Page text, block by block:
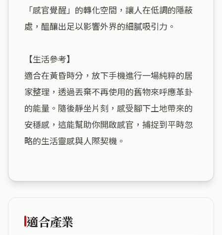
「感官覺醒」的轉化空間，讓人在低調的隱蔽
處，醞釀出足以影響外界的細膩吸引力。
【生活參考】
適合在黃昏時分，放下手機進行一場純粹的居
家整理，透過丟棄不再使用的舊物來呼應革卦
的能量。隨後靜坐片刻，感受腳下土地帶來的
安穩感，這能幫助你開啟感官，捕捉到平時忽
略的生活靈感與人際契機。
適合產業